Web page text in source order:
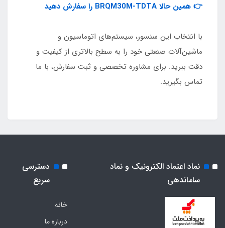
👉 همین حالا BRQM30M‑TDTA را سفارش دهید
با انتخاب این سنسور، سیستم‌های اتوماسیون و
ماشین‌آلات صنعتی خود را به سطح بالاتری از کیفیت و
دقت ببرید. برای مشاوره تخصصی و ثبت سفارش، با ما
تماس بگیرید.
نماد اعتماد الکترونیک و نماد
ساماندهی
دسترسی
سریع
خانه
درباره ما